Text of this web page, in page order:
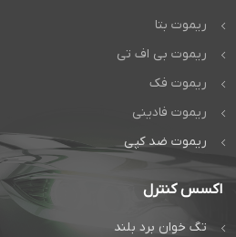
ریموت بتا
ریموت بی اف تی
ریموت فک
ریموت فادینی
ریموت ضد کپی
اکسس کنترل
تگ خوان برد بلند